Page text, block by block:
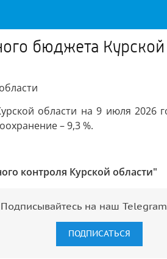
бюджета Курской
области на 9 июля 2026
– 9,3 %.
контроля Курской области"
Подписывайтесь на наш
ПОДПИСАТЬСЯ